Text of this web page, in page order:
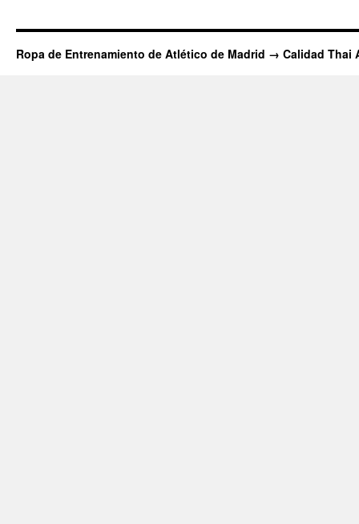
Ropa de Entrenamiento de Atlético de Madrid → Calidad Thai